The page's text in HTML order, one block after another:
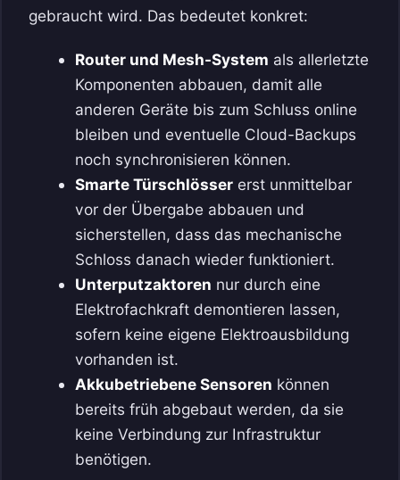
gebraucht wird. Das bedeutet konkret:
Router und Mesh-System als allerletzte
Komponenten abbauen, damit alle
anderen Geräte bis zum Schluss online
bleiben und eventuelle Cloud-Backups
noch synchronisieren können.
Smarte Türschlössererst unmittelbar
vor der Übergabe abbauen und
sicherstellen, dass das mechanische
Schloss danach wieder funktioniert.
Unterputzaktoren nur durch eine
Elektrofachkraft demontieren lassen,
sofern keine eigene Elektroausbildung
vorhanden ist.
Akkubetriebene Sensoren können
bereits früh abgebaut werden, da sie
keine Verbindung zur Infrastruktur
benötigen.